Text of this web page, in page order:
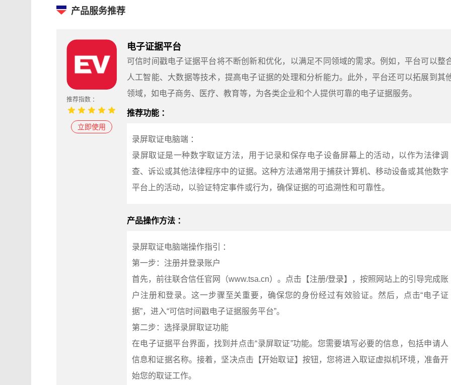
产品服务推荐
推荐指数 ：
立即使用
电子证据平台
可信时间戳电子证据平台将不断创新和优化，以满足不同领域的需求。例如，平台可以整
人工智能、大数据等技术，提高电子证据的处理和分析能力。此外，平台还可以拓展到其
领域，如电子商务、医疗、教育等，为各类企业和个人提供可靠的电子证据服务。
推荐功能 ：
录屏取证电脑端 ：
录屏取证是一种数字取证方法，用于记录和保存电子设备屏幕上的活动，以作为法律调
查、诉讼或其他法律程序中的证据。这种方法通常用于捕获计算机、移动设备或其他数字
平台上的活动，以验证特定事件或行为，确保证据的可追溯性和可靠性。
产品操作方法 ：
录屏取证电脑端操作指引 ：
第一步：注册并登录账户
首先，前往联合信任官网（www.tsa.cn）。点击【注册/登录】，按照网站上的引导完成账
户注册和登录。这一步骤至关重要，确保您的身份经过有效验证。然后，点击“电子证
据”，进入“可信时间戳电子证据服务平台”。
第二步：选择录屏取证功能
在电子证据平台界面，找到并点击“录屏取证”功能。您需要填写必要的信息，包括申请人
信息和证据名称。接着，坚决点击【开始取证】按钮，您将进入取证虚拟机环境，准备开
始您的取证工作。